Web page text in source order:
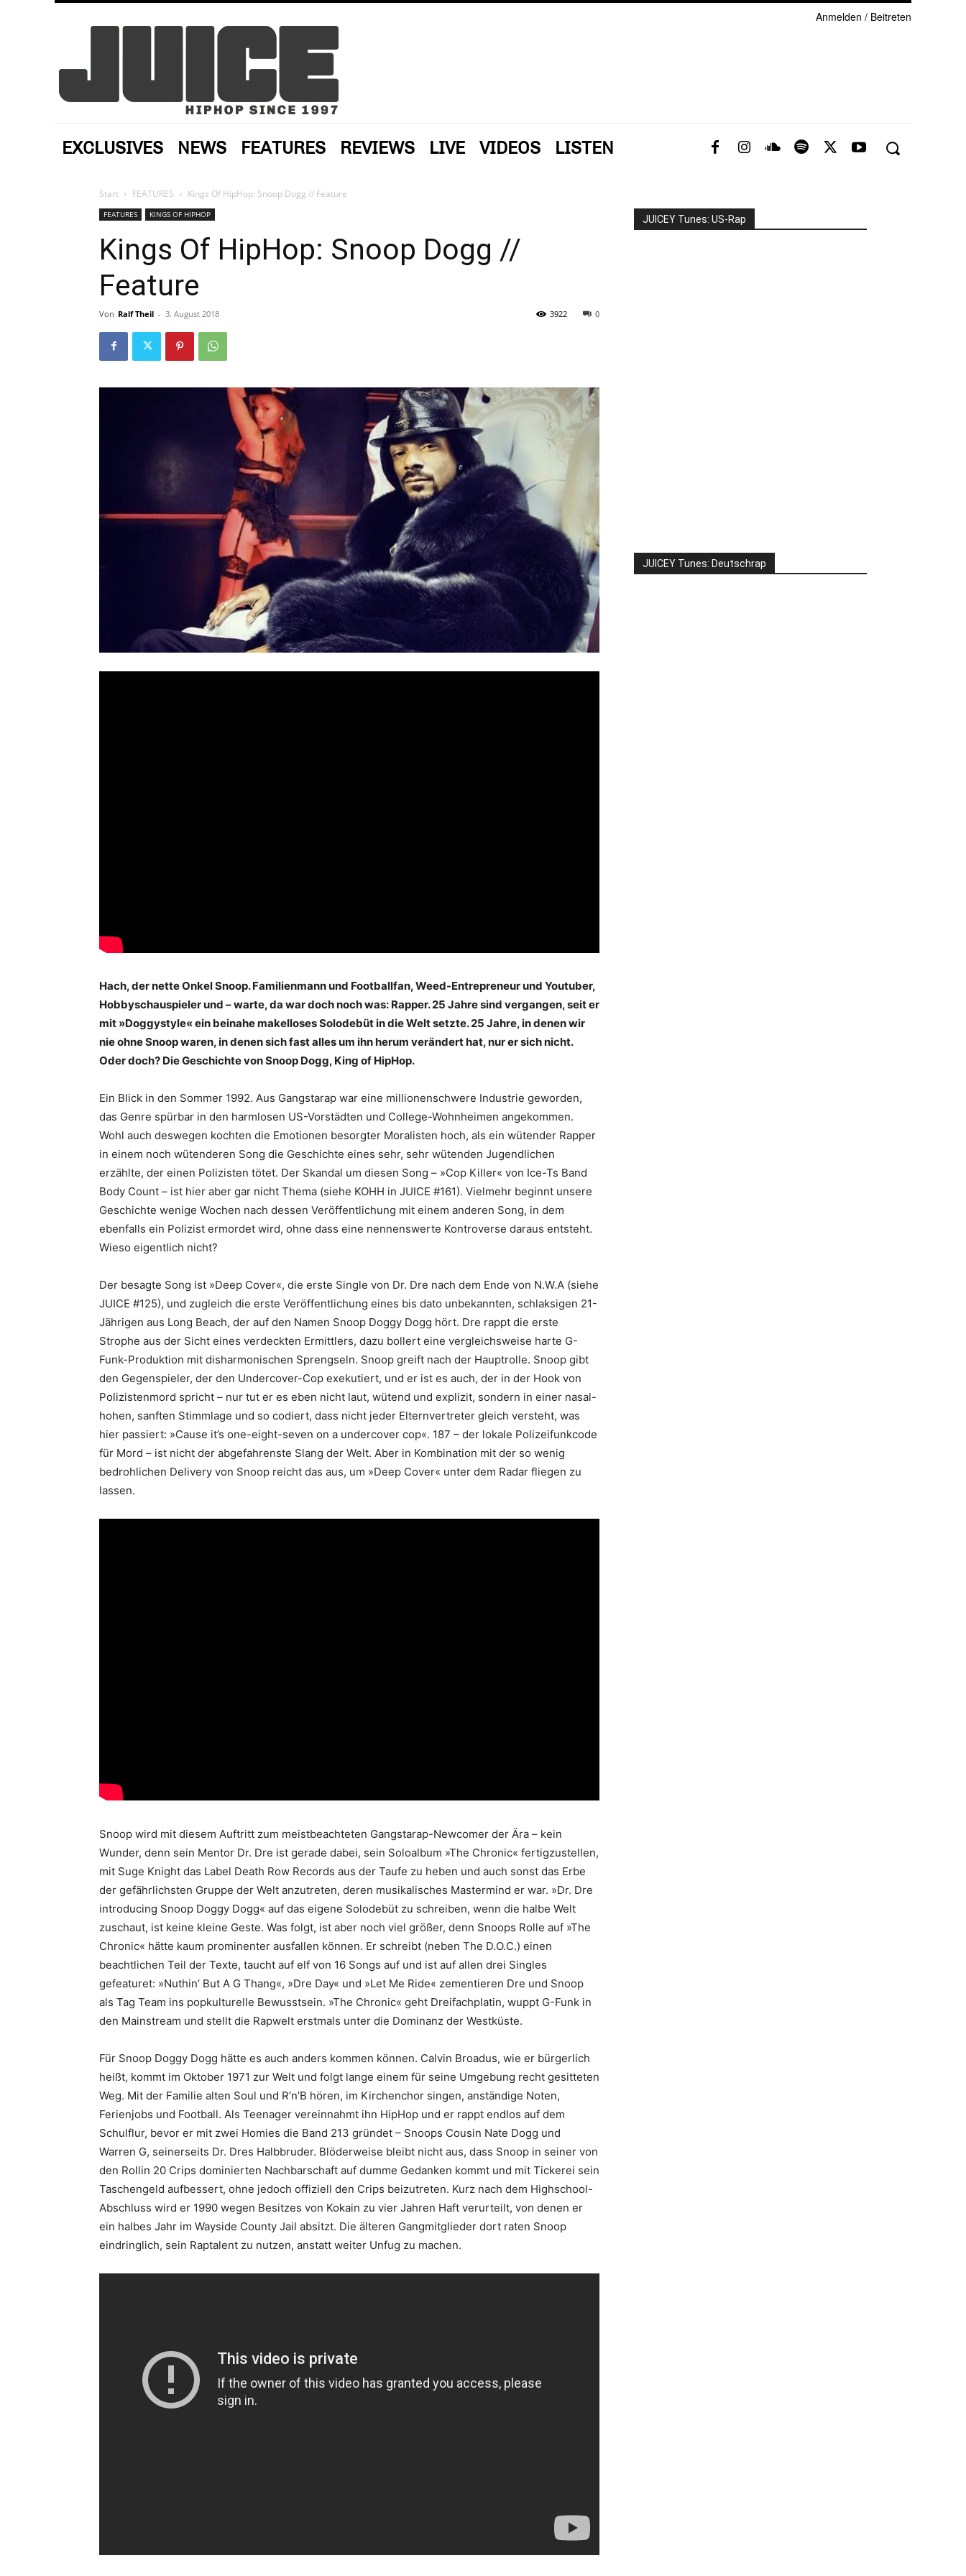
Anmelden / Beitreten
EXCLUSIVES NEWS FEATURES REVIEWS LIVE VIDEOS LISTEN
Start FEATURES Kings Of HipHop: Snoop Dogg // Feature
FEATURES KINGS OF HIPHOP
Kings Of HipHop: Snoop Dogg //
Feature
Von Ralf Theil - 3. August 2018 0
3922
Hach, der nette Onkel Snoop. Familienmann und Footballfan, Weed-Entrepreneur und Youtuber,
Hobbyschauspieler und – warte, da war doch noch was: Rapper. 25 Jahre sind vergangen, seit er
mit »Doggystyle« ein beinahe makelloses Solodebüt in die Welt setzte. 25 Jahre, in denen wir
nie ohne Snoop waren, in denen sich fast alles um ihn herum verändert hat, nur er sich nicht.
Oder doch? Die ­Geschichte von Snoop Dogg, King of HipHop.
Ein Blick in den Sommer 1992. Aus Gangstarap war eine millionenschwere Industrie geworden,
das Genre spürbar in den harmlosen US-Vorstädten und College-Wohnheimen angekommen.
Wohl auch deswegen kochten die Emotionen besorgter Moralisten hoch, als ein wütender Rapper
in einem noch wütenderen Song die Geschichte eines sehr, sehr wütenden Jugendlichen
erzählte, der einen Polizisten tötet. Der Skandal um diesen Song – »Cop Killer« von Ice-Ts Band
Body Count – ist hier aber gar nicht Thema (siehe KOHH in JUICE #161). Vielmehr beginnt unsere
Geschichte wenige Wochen nach dessen Veröffentlichung mit einem anderen Song, in dem
ebenfalls ein Polizist ermordet wird, ohne dass eine nennenswerte Kontroverse daraus entsteht.
Wieso eigentlich nicht?
Der besagte Song ist »Deep Cover«, die erste Single von Dr. Dre nach dem Ende von N.W.A (siehe
JUICE #125), und zugleich die erste Veröffentlichung eines bis dato unbekannten, schlaksigen 21-
Jährigen aus Long Beach, der auf den Namen Snoop Doggy Dogg hört. Dre rappt die erste
Strophe aus der Sicht eines verdeckten Ermittlers, dazu bollert eine vergleichsweise harte G-
Funk-Produktion mit disharmonischen Sprengseln. Snoop greift nach der Hauptrolle. Snoop gibt
den Gegenspieler, der den Undercover-Cop exekutiert, und er ist es auch, der in der Hook von
Polizistenmord spricht – nur tut er es eben nicht laut, wütend und explizit, sondern in einer nasal-
hohen, sanften Stimmlage und so codiert, dass nicht jeder Elternvertreter gleich versteht, was
hier passiert: »Cause it’s one-eight-seven on a undercover cop«. 187 – der lokale Polizeifunkcode
für Mord – ist nicht der abgefahrenste Slang der Welt. Aber in Kombination mit der so wenig
bedrohlichen Delivery von Snoop reicht das aus, um »Deep Cover« unter dem Radar fliegen zu
lassen.
Snoop wird mit diesem Auftritt zum meistbeachteten Gangstarap-Newcomer der Ära – kein
Wunder, denn sein Mentor Dr. Dre ist gerade dabei, sein Soloalbum »The Chronic« fertigzustellen,
mit Suge Knight das Label Death Row Records aus der Taufe zu heben und auch sonst das Erbe
der gefährlichsten Gruppe der Welt anzutreten, deren musikalisches Mastermind er war. »Dr. Dre
introducing Snoop Doggy Dogg« auf das eigene Solodebüt zu schreiben, wenn die halbe Welt
zuschaut, ist keine kleine Geste. Was folgt, ist aber noch viel größer, denn Snoops Rolle auf »The
Chronic« hätte kaum prominenter ausfallen können. Er schreibt (neben The D.O.C.) einen
beachtlichen Teil der Texte, taucht auf elf von 16 Songs auf und ist auf allen drei Singles
gefeaturet: »Nuthin’ But A G Thang«, »Dre Day« und »Let Me Ride« zementieren Dre und Snoop
als Tag Team ins popkulturelle Bewusstsein. »The Chronic« geht Dreifachplatin, wuppt G-Funk in
den Mainstream und stellt die Rapwelt erstmals unter die Dominanz der Westküste.
Für Snoop Doggy Dogg hätte es auch anders kommen können. Calvin Broadus, wie er bürgerlich
heißt, kommt im Oktober 1971 zur Welt und folgt lange einem für seine Umgebung recht gesitteten
Weg. Mit der Familie alten Soul und R’n’B hören, im Kirchenchor singen, anständige Noten,
Ferienjobs und Football. Als Teenager vereinnahmt ihn HipHop und er rappt endlos auf dem
Schulflur, bevor er mit zwei Homies die Band 213 gründet – Snoops Cousin Nate Dogg und
Warren G, seinerseits Dr. Dres Halbbruder. Blöderweise bleibt nicht aus, dass Snoop in seiner von
den Rollin 20 Crips dominierten Nachbarschaft auf dumme Gedanken kommt und mit Tickerei sein
Taschengeld ­aufbessert, ohne jedoch offiziell den Crips beizutreten. Kurz nach dem Highschool-
Abschluss wird er 1990 wegen Besitzes von Kokain zu vier Jahren Haft verurteilt, von denen er
ein halbes Jahr im Wayside County Jail absitzt. Die älteren Gangmitglieder dort raten Snoop
eindringlich, sein Raptalent zu nutzen, anstatt weiter Unfug zu machen.
JUICEY Tunes: US-Rap
JUICEY Tunes: Deutschrap